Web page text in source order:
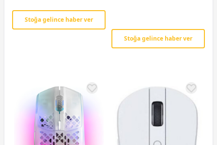
Stoğa gelince haber ver
Stoğa gelince haber ver